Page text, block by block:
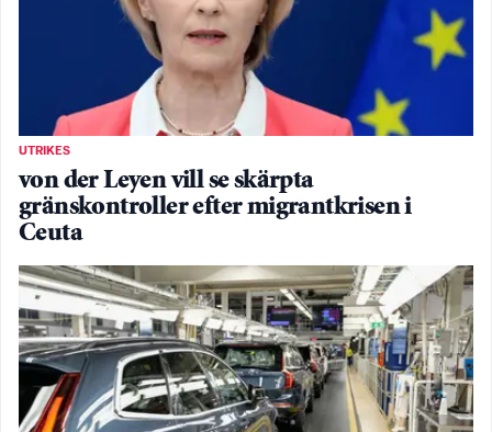
UTRIKES
von der Leyen vill se skärpta
gränskontroller efter migrantkrisen i
Ceuta